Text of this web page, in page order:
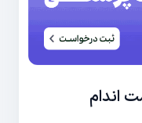
اندام